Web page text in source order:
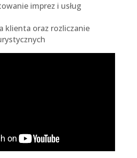
imprez i usług
klienta oraz rozliczanie